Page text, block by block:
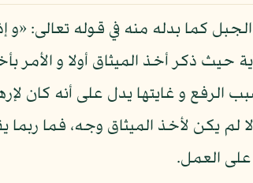
كما بدله منه في قوله تعالى: «و
حيث ذكر أخذ الميثاق أولا و
و غايتها يدل على أنه كان
لم يكن لأخذ الميثاق وجه، فما
العمل.